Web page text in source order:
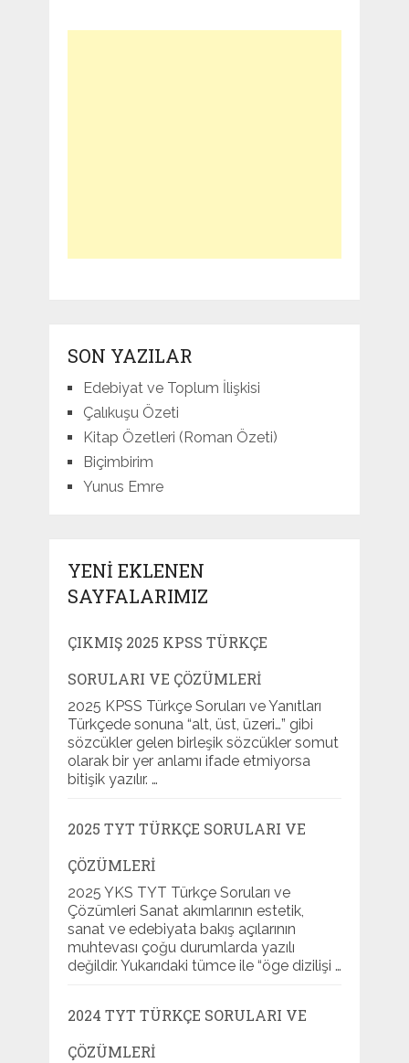
SON YAZILAR
Edebiyat ve Toplum İlişkisi
Çalıkuşu Özeti
Kitap Özetleri (Roman Özeti)
Biçimbirim
Yunus Emre
YENI EKLENEN
SAYFALARIMIZ
ÇIKMIŞ 2025 KPSS TÜRKÇE
SORULARI VE ÇÖZÜMLERI
2025 KPSS Türkçe Soruları ve Yanıtları
Türkçede sonuna “alt, üst, üzeri…” gibi
sözcükler gelen birleşik sözcükler somut
olarak bir yer anlamı ifade etmiyorsa
bitişik yazılır. …
2025 TYT TÜRKÇE SORULARI VE
ÇÖZÜMLERI
2025 YKS TYT Türkçe Soruları ve
Çözümleri Sanat akımlarının estetik,
sanat ve edebiyata bakış açılarının
muhtevası çoğu durumlarda yazılı
değildir. Yukarıdaki tümce ile “öge dizilişi …
2024 TYT TÜRKÇE SORULARI VE
ÇÖZÜMLERI